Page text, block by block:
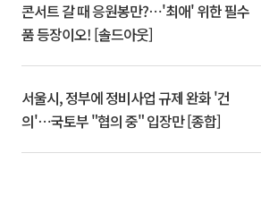
콘서트 갈 때 응원봉만?⋯'최애' 위한 필수
품 등장이오! [솔드아웃]
서울시, 정부에 정비사업 규제 완화 '건
의'⋯국토부 "협의 중" 입장만 [종합]